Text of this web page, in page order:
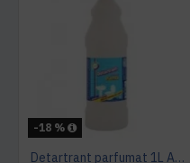
-18 %
Detartrant parfumat 1L AQAS